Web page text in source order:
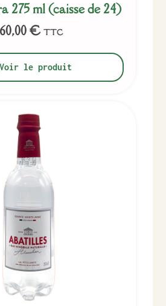
275 ml (caisse de 24)
60,00€ TTC
Voir le produit